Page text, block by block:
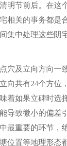
明节前后。在这
相关的事务都是
集中处理这些阴
穴及立向方向一
向共有24个方位
着如果立碑时选
导致微小的偏差
最重要的环节，
位置等地理形态